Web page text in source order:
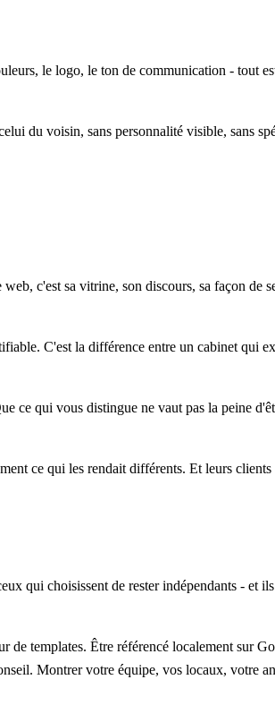
le logo, le ton de communication - tout
du voisin, sans personnalité visible, sans
c'est sa vitrine, son discours, sa façon de
C'est la différence entre un cabinet qui
ce qui vous distingue ne vaut pas la peine
ce qui les rendait différents. Et leurs clients
qui choisissent de rester indépendants - et
de templates. Être référencé localement sur
Montrer votre équipe, vos locaux, votre